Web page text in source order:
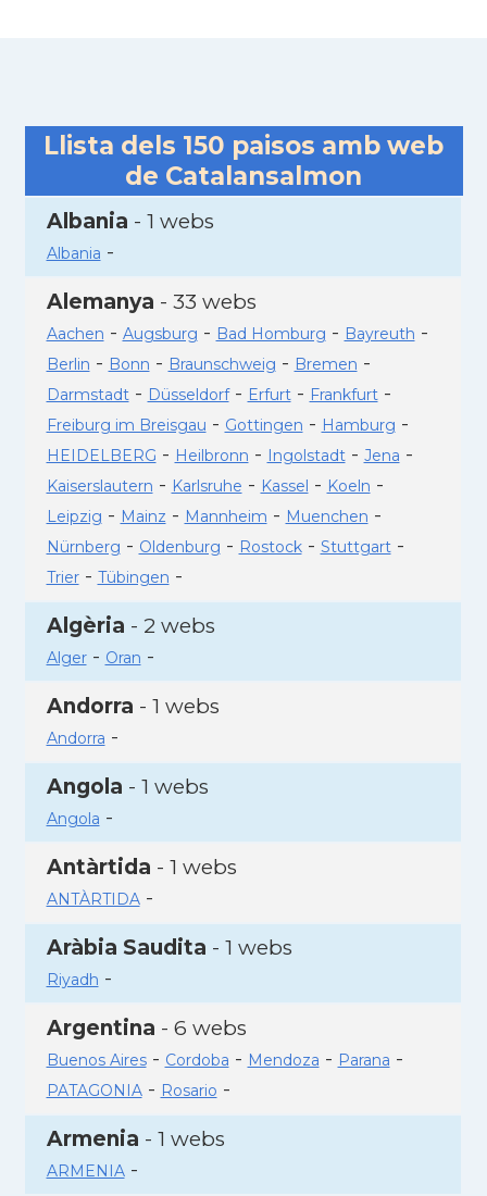
Llista dels 150 paisos amb web
de Catalansalmon
Albania - 1 webs
Albania -
Alemanya - 33 webs
Aachen - Augsburg - Bad Homburg - Bayreuth -
Berlin - Bonn - Braunschweig - Bremen -
Darmstadt- Düsseldorf- Erfurt- Frankfurt-
Freiburg im Breisgau - Gottingen - Hamburg -
HEIDELBERG - Heilbronn - Ingolstadt- Jena -
Kaiserslautern - Karlsruhe - Kassel - Koeln -
Leipzig - Mainz - Mannheim - Muenchen -
Nürnberg - Oldenburg - Rostock- Stuttgart-
Trier- Tübingen -
Algèria - 2 webs
Alger- Oran -
Andorra - 1 webs
Andorra -
Angola - 1 webs
Angola -
Antàrtida - 1 webs
ANTÀRTIDA-
Aràbia Saudita - 1 webs
Riyadh -
Argentina - 6 webs
Buenos Aires- Cordoba - Mendoza - Parana -
PATAGONIA- Rosario -
Armenia - 1 webs
ARMENIA-